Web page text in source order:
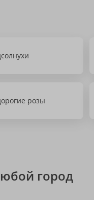
розы
город